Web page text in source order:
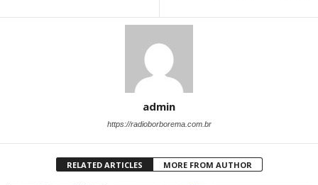
admin
https://radioborborema.com.br
RELATED ARTICLES MORE FROM AUTHOR